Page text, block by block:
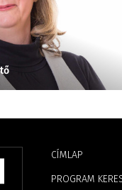
CÍMLAP
PROGRAM